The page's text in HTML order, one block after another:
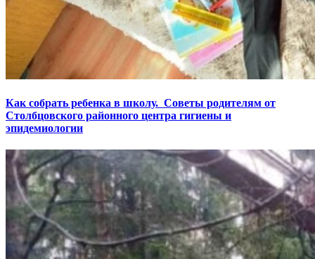
Как собрать ребенка в школу. Советы родителям от
Столбцовского районного центра гигиены и
эпидемиологии